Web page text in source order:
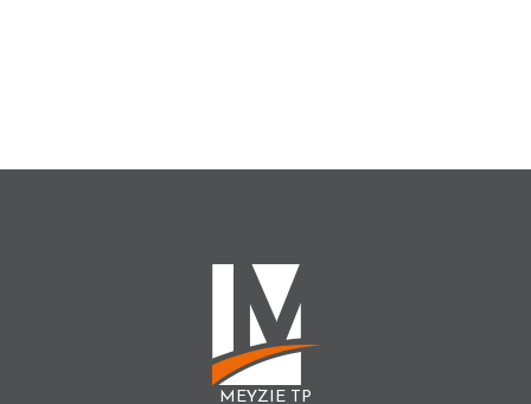
MEYZIE TP